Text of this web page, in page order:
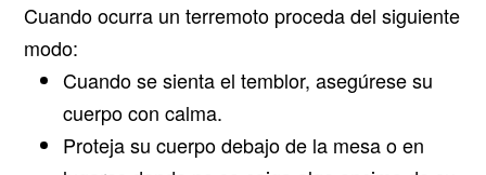
Cuando ocurra un terremoto proceda del siguiente
modo:
Cuando se sienta el temblor, asegúrese su
cuerpo con calma.
Proteja su cuerpo debajo de la mesa o en